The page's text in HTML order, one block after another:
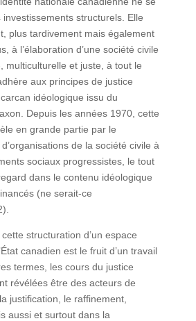
investissements structurels. Elle
plus tardivement mais également
à l’élaboration d’une société civile
multiculturelle et juste, à tout le
aux principes de justice
idéologique issu du
Depuis les années 1970, cette
en grande partie par le
de la société civile à
sociaux progressistes, le tout
dans le contenu idéologique
(ne serait-ce
structuration d’un espace
canadien est le fruit d’un travail
termes, les cours du justice
révélées être des acteurs de
justification, le raffinement,
aussi et surtout dans la